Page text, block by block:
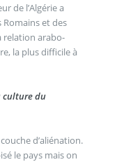
de l’Algérie a
et des
relation arabo-
la plus difficile à
culture du
d’aliénation.
le pays mais on